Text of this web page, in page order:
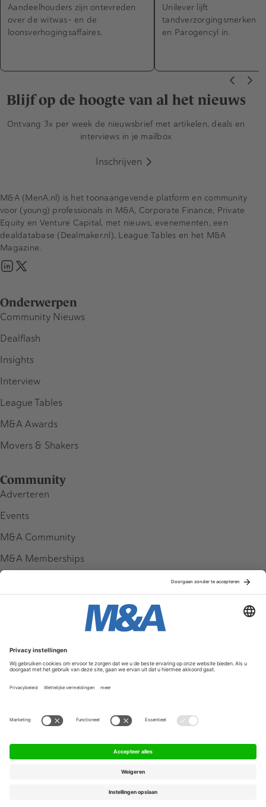
Aandeelhouders zijn ontevreden
over de witwas- en de
loonsverhogingsaffaires.
Unilever lijft
tandverzorgingsmerken
en Parogencyl in.
Blijf op de hoogte van al het nieuws
Ontvang 3x per week de nieuwsbrief met artikelen, deals en
interviews in je mailbox
Inschrijven
Onderwerpen
Community Nieuws
Dealflash
Insights
Interview
League Tables
M&A Awards
Movers & Shakers
Community
Adverteren
Events
M&A Community
M&A Memberships
Service & Contact
Contact
FAQ
Werken bij ons
Algemene Voorwaarden
M&A (MenA.nl) is het toonaangevende platform en community
voor (young) professionals in M&A, Corporate Finance, Private
Equity en Venture Capital, met nieuws, evenementen, een
dealdatabase (Dealmaker.nl), League Tables en het M&A
Magazine.